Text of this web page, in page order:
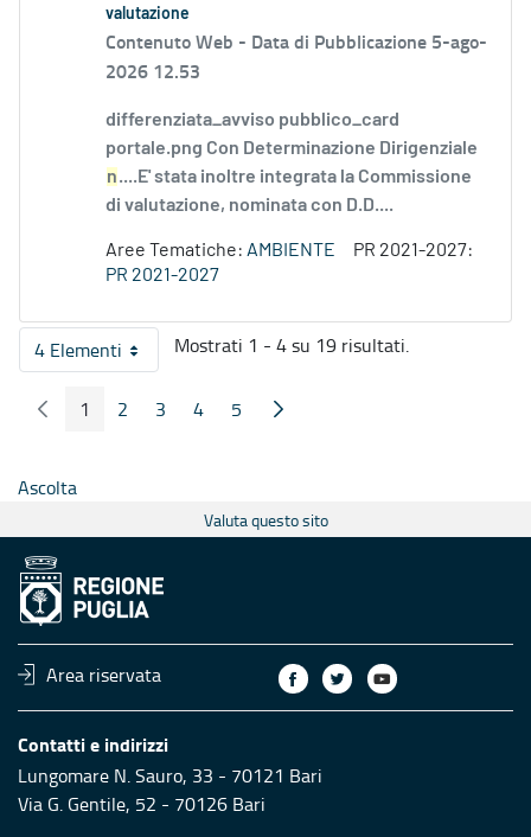
valutazione
Contenuto Web - Data di Pubblicazione 5-ago-
2026 12.53
differenziata_avviso pubblico_card
portale.png Con Determinazione Dirigenziale
n....E' stata inoltre integrata la Commissione
di valutazione, nominata con D.D....
Aree Tematiche: AMBIENTE
PR 2021-2027:
PR 2021-2027
4 ElementiPer pagina
Mostrati 1 - 4 su 19 risultati.
Pagina Precedente
Pagina
1 Pagina
2 Pagina
3 Pagina
4 Pagina
5 Pagina Seguente
Ascolta
Valuta questo sito
Area riservata
Contatti e indirizzi
Lungomare N. Sauro, 33 - 70121 Bari
Via G. Gentile, 52 - 70126 Bari